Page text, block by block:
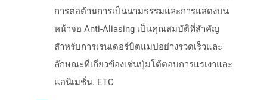
การต่อต้านการเป็นนามธรรมและการแสดงบน
หน้าจอ Anti-Aliasing เป็นคุณสมบัติที่สำคัญ
สำหรับการเรนเดอร์บิตแมปอย่างรวดเร็วและ
ลักษณะที่เกี่ยวข้องเช่นปุ่มโต้ตอบการแรเงาและ
แอนิเมชั่น. ETC